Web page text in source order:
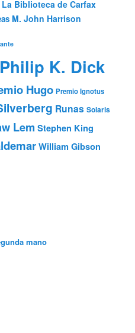
La Biblioteca de Carfax
M. John Harrison
Philip K. Dick
Hugo Premio Ignotus
Runas Solaris
Lem Stephen King
William Gibson
mano